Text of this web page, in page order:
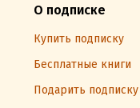
О подписке
Купить подписку
Бесплатные книги
Подарить подписку